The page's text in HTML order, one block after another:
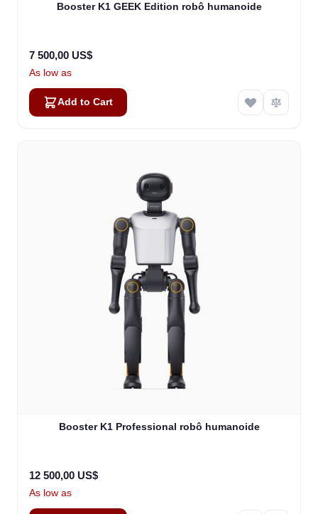
Booster K1 GEEK Edition robô humanoide
7 500,00 US$
As low as
Add to Cart
Booster K1 Professional robô humanoide
12 500,00 US$
As low as